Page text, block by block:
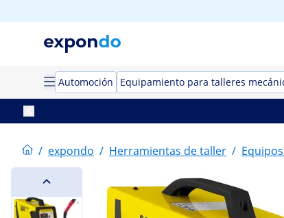
Automoción Equipamiento para talleres
/ expondo / Herramientas de taller /